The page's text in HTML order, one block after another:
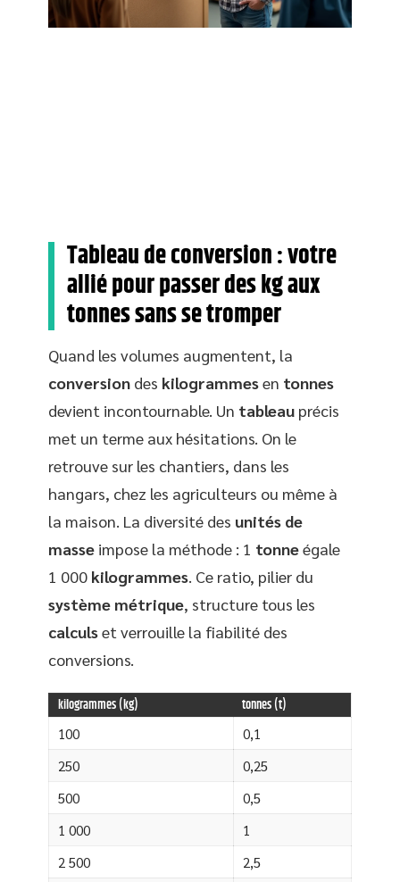
Tableau de conversion : votre
allié pour passer des kg aux
tonnes sans se tromper
Quand les volumes augmentent, la
conversion des kilogrammesen tonnes
devient incontournable. Un tableau précis
met un terme aux hésitations. On le
retrouve sur les chantiers, dans les
hangars, chez les agriculteurs ou même à
la maison. La diversité des unités de
masse impose la méthode : 1 tonneégale
1 000 kilogrammes. Ce ratio, pilier du
système métrique, structure tous les
calculset verrouille la fiabilité des
conversions.
kilogrammes (kg) tonnes (t)
100
0,1
250
0,25
500
0,5
1 000
1
2 500
2,5